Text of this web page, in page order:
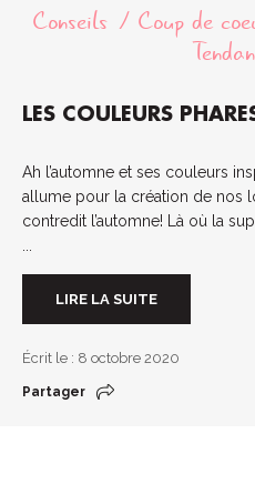
Conseils Coup de
LES COULEURS
Ah l’automne et ses couleurs
allume pour la création de nos
contredit l’automne! Là où la
LIRE LA SUITE
Écrit le : 8 octobre 2020
Partager